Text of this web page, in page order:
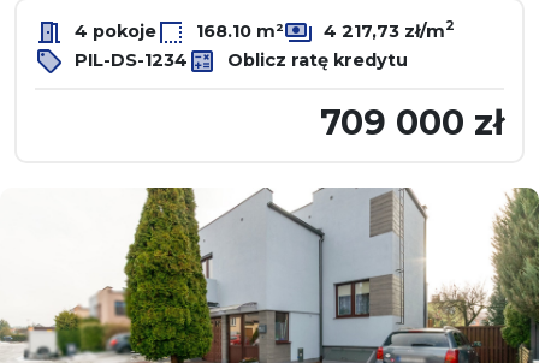
4 pokoje 168.10 m² 4 217,73 zł/m2
PIL-DS-1234 Oblicz ratę kredytu
709 000 zł